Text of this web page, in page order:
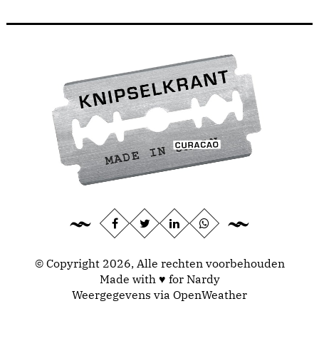
© Copyright 2026, Alle rechten voorbehouden
Made with ♥ for Nardy
Weergegevens via OpenWeather